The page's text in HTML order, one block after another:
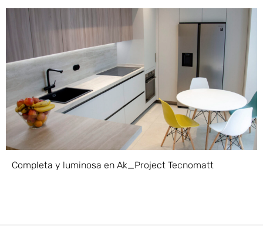
Completa y luminosa en Ak_Project Tecnomatt